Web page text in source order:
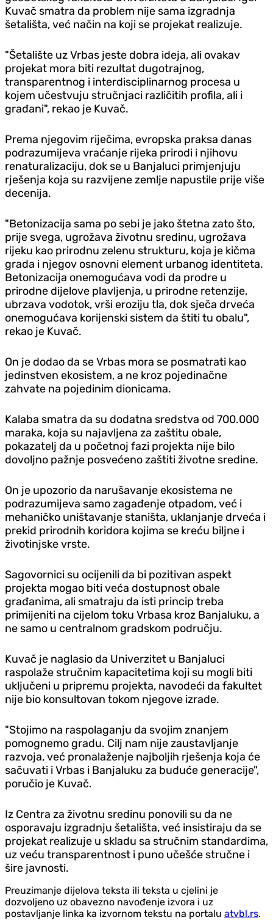
Kuvač smatra da problem nije sama izgradnja
šetališta, već način na koji se projekat realizuje.
"Šetalište uz Vrbas jeste dobra ideja, ali ovakav
projekat mora biti rezultat dugotrajnog,
transparentnog i interdisciplinarnog procesa u
kojem učestvuju stručnjaci različitih profila, ali i
građani", rekao je Kuvač.
Prema njegovim riječima, evropska praksa danas
podrazumijeva vraćanje rijeka prirodi i njihovu
renaturalizaciju, dok se u Banjaluci primjenjuju
rješenja koja su razvijene zemlje napustile prije više
decenija.
"Betonizacija sama po sebi je jako štetna zato što,
prije svega, ugrožava životnu sredinu, ugrožava
rijeku kao prirodnu zelenu strukturu, koja je kičma
grada i njegov osnovni element urbanog identiteta.
Betonizacija onemogućava vodi da prodre u
prirodne dijelove plavljenja, u prirodne retenzije,
ubrzava vodotok, vrši eroziju tla, dok sječa drveća
onemogućava korijenski sistem da štiti tu obalu",
rekao je Kuvač.
On je dodao da se Vrbas mora se posmatrati kao
jedinstven ekosistem, a ne kroz pojedinačne
zahvate na pojedinim dionicama.
Kalaba smatra da su dodatna sredstva od 700.000
maraka, koja su najavljena za zaštitu obale,
pokazatelj da u početnoj fazi projekta nije bilo
dovoljno pažnje posvećeno zaštiti životne sredine.
On je upozorio da narušavanje ekosistema ne
podrazumijeva samo zagađenje otpadom, već i
mehaničko uništavanje staništa, uklanjanje drveća i
prekid prirodnih koridora kojima se kreću biljne i
životinjske vrste.
Sagovornici su ocijenili da bi pozitivan aspekt
projekta mogao biti veća dostupnost obale
građanima, ali smatraju da isti princip treba
primijeniti na cijelom toku Vrbasa kroz Banjaluku, a
ne samo u centralnom gradskom području.
Kuvač je naglasio da Univerzitet u Banjaluci
raspolaže stručnim kapacitetima koji su mogli biti
uključeni u pripremu projekta, navodeći da fakultet
nije bio konsultovan tokom njegove izrade.
"Stojimo na raspolaganju da svojim znanjem
pomognemo gradu. Cilj nam nije zaustavljanje
razvoja, već pronalaženje najboljih rješenja koja će
sačuvati i Vrbas i Banjaluku za buduće generacije",
poručio je Kuvač.
Iz Centra za životnu sredinu ponovili su da ne
osporavaju izgradnju šetališta, već insistiraju da se
projekat realizuje u skladu sa stručnim standardima,
uz veću transparentnost i puno učešće stručne i
šire javnosti.
Preuzimanje dijelova teksta ili teksta u cjelini je
dozvoljeno uz obavezno navođenje izvora i uz
postavljanje linka ka izvornom tekstu na portalu atvbl.rs.